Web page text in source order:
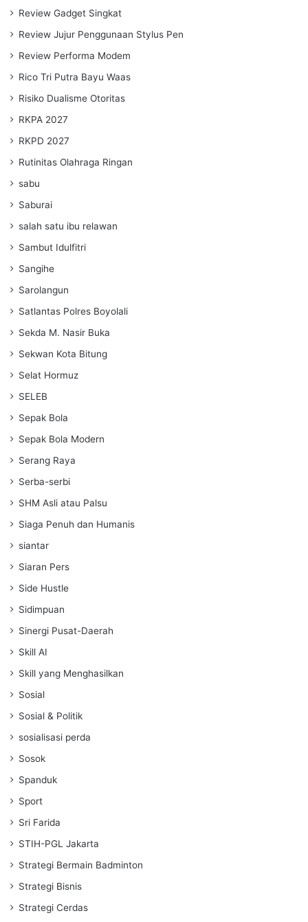
Review Gadget Singkat
Review Jujur Penggunaan Stylus Pen
Review Performa Modem
Rico Tri Putra Bayu Waas
Risiko Dualisme Otoritas
RKPA 2027
RKPD 2027
Rutinitas Olahraga Ringan
sabu
Saburai
salah satu ibu relawan
Sambut Idulfitri
Sangihe
Sarolangun
Satlantas Polres Boyolali
Sekda M. Nasir Buka
Sekwan Kota Bitung
Selat Hormuz
SELEB
Sepak Bola
Sepak Bola Modern
Serang Raya
Serba-serbi
SHM Asli atau Palsu
Siaga Penuh dan Humanis
siantar
Siaran Pers
Side Hustle
Sidimpuan
Sinergi Pusat-Daerah
Skill AI
Skill yang Menghasilkan
Sosial
Sosial & Politik
sosialisasi perda
Sosok
Spanduk
Sport
Sri Farida
STIH-PGL Jakarta
Strategi Bermain Badminton
Strategi Bisnis
Strategi Cerdas